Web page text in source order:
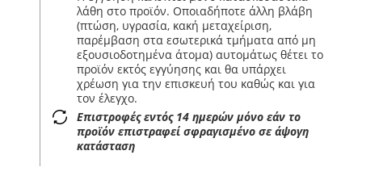
λάθη στο προϊόν. Οποιαδήποτε άλλη βλάβη
(πτώση, υγρασία, κακή μεταχείριση,
παρέμβαση στα εσωτερικά τμήματα από μη
εξουσιοδοτημένα άτομα) αυτομάτως θέτει το
προϊόν εκτός εγγύησης και θα υπάρχει
χρέωση για την επισκευή του καθώς και για
τον έλεγχο.
Επιστροφές εντός 14 ημερών μόνο εάν το
προϊόν επιστραφεί σφραγισμένο σε άψογη
κατάσταση